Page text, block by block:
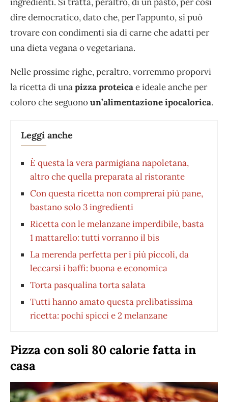
dire democratico, dato che, per l’appunto, si può
trovare con condimenti sia di carne che adatti per
una dieta vegana o vegetariana.
Nelle prossime righe, peraltro, vorremmo proporvi
la ricetta di unapizza proteicae ideale anche per
coloro che seguonoun’alimentazione ipocalorica.
Leggi anche
È questa la vera parmigiana napoletana,
altro che quella preparata al ristorante
Con questa ricetta non comprerai più pane,
bastano solo 3 ingredienti
Ricetta con le melanzane imperdibile, basta
1 mattarello: tutti vorranno il bis
La merenda perfetta per i più piccoli, da
leccarsi i baffi: buona e economica
Torta pasqualina torta salata
Tutti hanno amato questa prelibatissima
ricetta: pochi spicci e 2 melanzane
Pizza con soli 80 calorie fatta in
casa